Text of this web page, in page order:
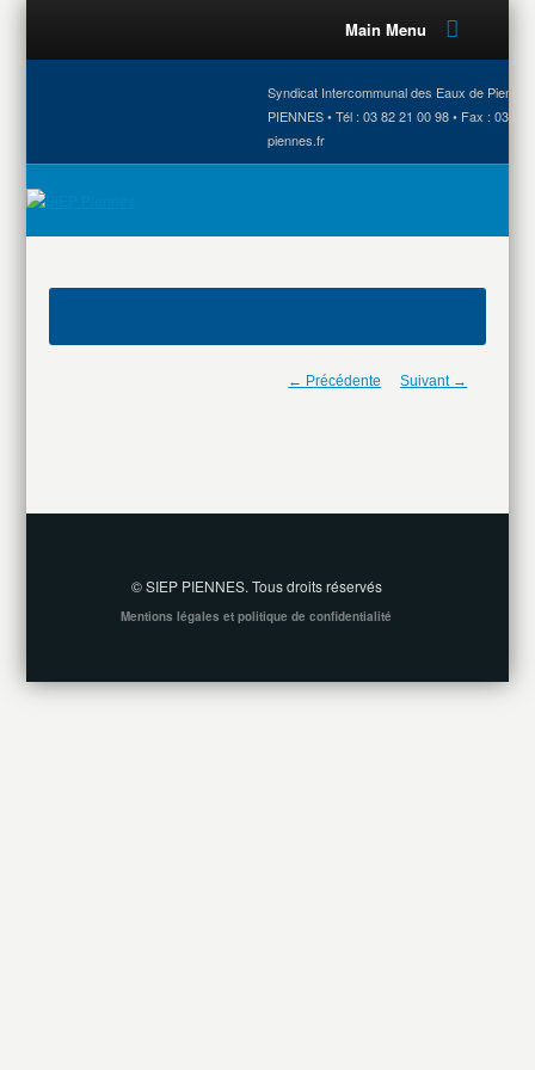
Main Menu
Syndicat Intercommunal des Eaux de
PIENNES • Tél : 03 82 21 00 98 • Fax : 03
piennes.fr
← Précédente Suivant →
© SIEP PIENNES. Tous droits réservés
Mentions légales et politique de confidentialité